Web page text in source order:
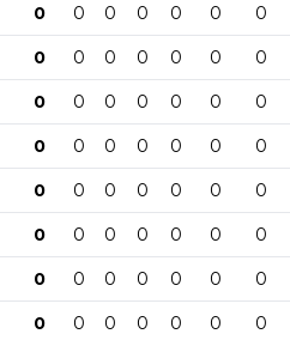
0 0 0 0 0 0 0
0 0 0 0 0 0 0
0 0 0 0 0 0 0
0 0 0 0 0 0 0
0 0 0 0 0 0 0
0 0 0 0 0 0 0
0 0 0 0 0 0 0
0 0 0 0 0 0 0